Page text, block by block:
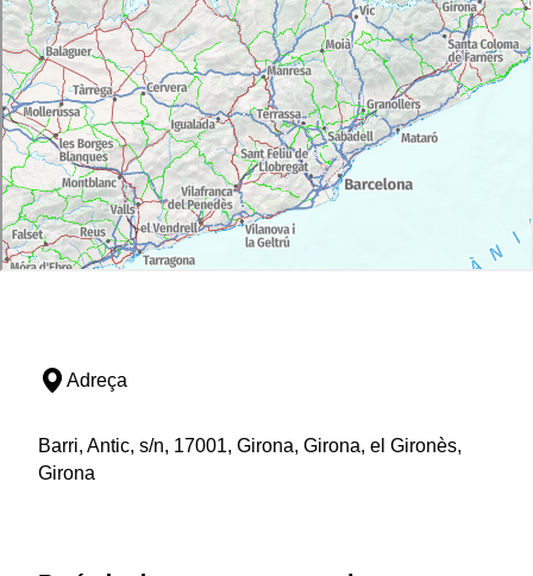
Adreça
Barri, Antic, s/n, 17001, Girona, Girona, el Gironès,
Girona